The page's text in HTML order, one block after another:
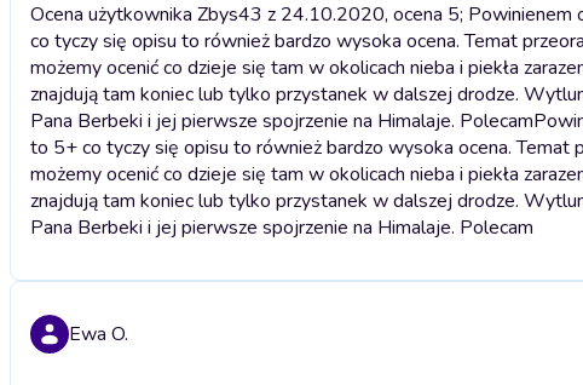
Ocena użytkownika Zbys43 z 24.10.2020, ocena 5;
co tyczy się opisu to również bardzo wysoka ocena. Temat
możemy ocenić co dzieje się tam w okolicach nieba i piekła
znajdują tam koniec lub tylko przystanek w dalszej drodze.
Pana Berbeki i jej pierwsze spojrzenie na Himalaje. Polecam
to 5+ co tyczy się opisu to również bardzo wysoka ocena. Temat
możemy ocenić co dzieje się tam w okolicach nieba i piekła
znajdują tam koniec lub tylko przystanek w dalszej drodze.
Pana Berbeki i jej pierwsze spojrzenie na Himalaje. Polecam
Ewa O.